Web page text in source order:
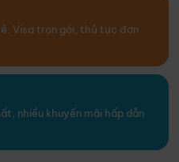
Visa trọn gói, thủ tục đơn
nhiều khuyến mãi hấp dẫn